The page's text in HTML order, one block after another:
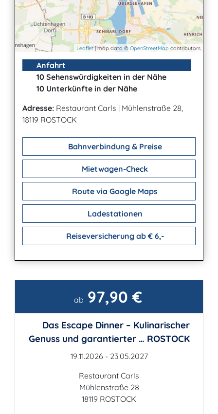
Leaflet| map data © OpenStreetMap contributors
Anfahrt
10 Sehenswürdigkeiten in der Nähe
10 Unterkünfte in der Nähe
Adresse: Restaurant Carls | Mühlenstraße 28,
18119 ROSTOCK
Bahnverbindung & Preise
Mietwagen-Check
Route via Google Maps
Ladestationen
Reiseversicherung ab € 6,-
Kontaktab 97,90 €
Das Escape Dinner – Kulinarischer
Genuss und garantierter … ROSTOCK
19.11.2026 - 23.05.2027
Restaurant Carls
Mühlenstraße 28
18119 ROSTOCK